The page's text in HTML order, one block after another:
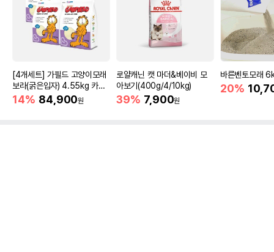
[4개세트] 가필드 고양이모래
보라(굵은입자) 4.55kg 카사
바모래
14% 84,900원
로얄캐닌 캣 마더&베이비 모
아보기(400g/4/10kg)
39% 7,900원
바른벤토모래
20%